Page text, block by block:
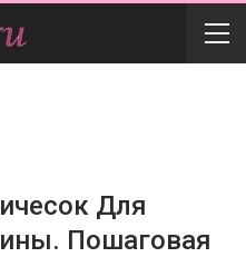
Для
Пошаговая